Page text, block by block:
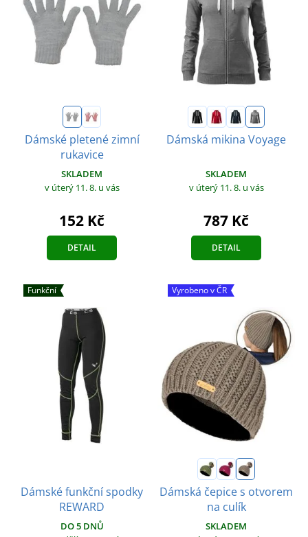
Dámské pletené zimní
rukavice
SKLADEM
v úterý 11. 8. u vás
152 Kč
DETAIL
Dámská mikina Voyage
SKLADEM
v úterý 11. 8. u vás
787 Kč
DETAIL
Funkční
Dámské funkční spodky
REWARD
DO 5 DNŮ
Vyrobeno v ČR
Dámská čepice s otvorem
na culík
SKLADEM